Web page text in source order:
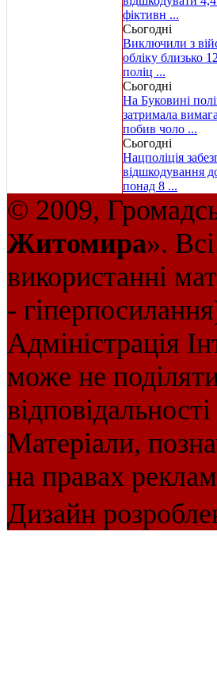
фіктивн ...
Сьогодні
Виключили з
обліку близько
поліц ...
Сьогодні
На Буковині
затримала
побив чоло ...
Сьогодні
Нацполіція
відшкодування
понад 8 ...
© 2009,
Житомира».
використанні
-
Адміністрація
може не
Матеріали,
на правах
Дизайн